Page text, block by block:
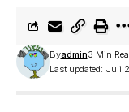
Last updated: Juli
Byadmin3 Min